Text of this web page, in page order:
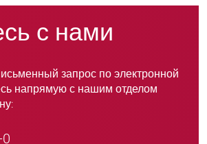
с нами
запрос по электронной
напрямую с нашим отделом